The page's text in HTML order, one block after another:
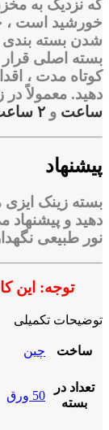
که نزدیک به
خورشید است ،
شدن بسته بندی
بسته اصلی
کوتاه مدت ،
دهید. معمولاً
ساعت و ۲ ساعت
پیشنهاد
بسته زینک
دهید و
نور طبیعی
توجه: این
توضیحات تکمیلی
ساخت چین
تعداد در
بسته
50 ورق